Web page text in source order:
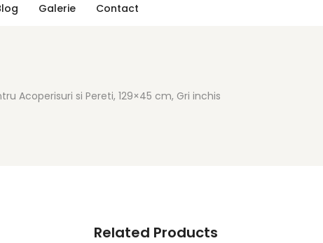
Galerie Contact
Acoperisuri si Pereti, 129×45 cm, Gri inchis
Related Products